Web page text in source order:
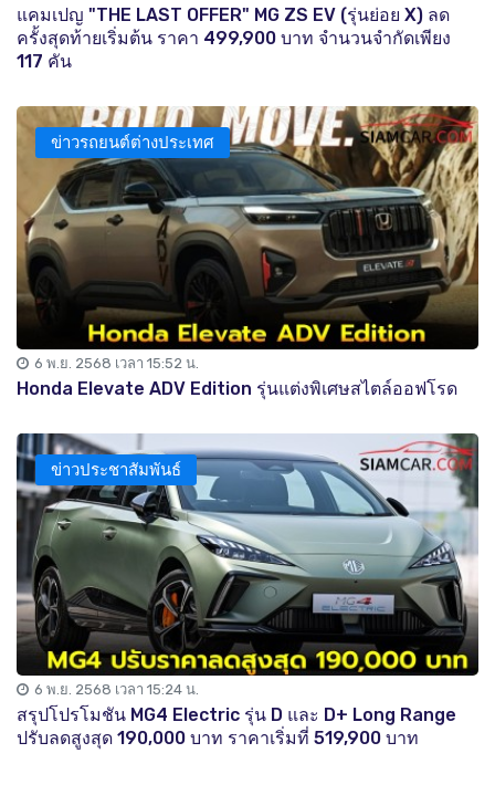
แคมเปญ "THE LAST OFFER" MG ZS EV (รุ่นย่อย X) ลด
ครั้งสุดท้ายเริ่มต้น ราคา 499,900 บาท จำนวนจำกัดเพียง
117 คัน
ข่าวรถยนต์ต่างประเทศ
6 พ.ย. 2568 เวลา 15:52 น.
Honda Elevate ADV Edition รุ่นแต่งพิเศษสไตล์ออฟโรด
ข่าวประชาสัมพันธ์
6 พ.ย. 2568 เวลา 15:24 น.
สรุปโปรโมชัน MG4 Electric รุ่น D และ D+ Long Range
ปรับลดสูงสุด 190,000 บาท ราคาเริ่มที่ 519,900 บาท